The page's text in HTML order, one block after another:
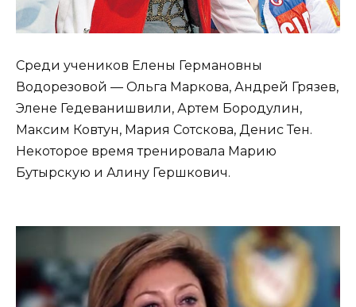
Среди учеников Елены Германовны
Водорезовой — Ольга Маркова, Андрей Грязев,
Элене Гедеванишвили, Артем Бородулин,
Максим Ковтун, Мария Сотскова, Денис Тен.
Некоторое время тренировала Марию
Бутырскую и Алину Гершкович.